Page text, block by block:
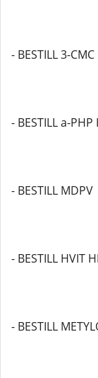
- BESTILL 3-CMC
- BESTILL a-PHP
- BESTILL MDPV
- BESTILL HVIT
- BESTILL